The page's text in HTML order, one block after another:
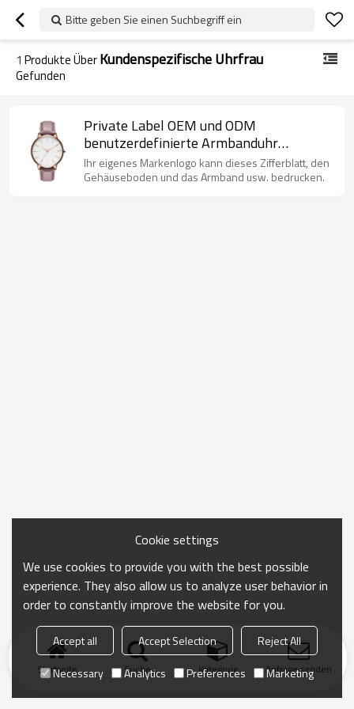
Bitte geben Sie einen Suchbegriff ein
1 Produkte ÜberKundenspezifische Uhrfrau
Gefunden
Private Label OEM und ODM
benutzerdefinierte Armbanduhr
Großhandel Frau Uhr vom
Uhrenhersteller
Ihr eigenes Markenlogo kann dieses Zifferblatt, den
Gehäuseboden und das Armband usw. bedrucken.
Startseite Suche Kategorie Anfrage senden
Cookie settings
We use cookies to provide you with the best possible
experience. They also allow us to analyze user behavior in
order to constantly improve the website for you.
Accept all Accept Selection
Reject All
Necessary
Analytics Preferences Marketing